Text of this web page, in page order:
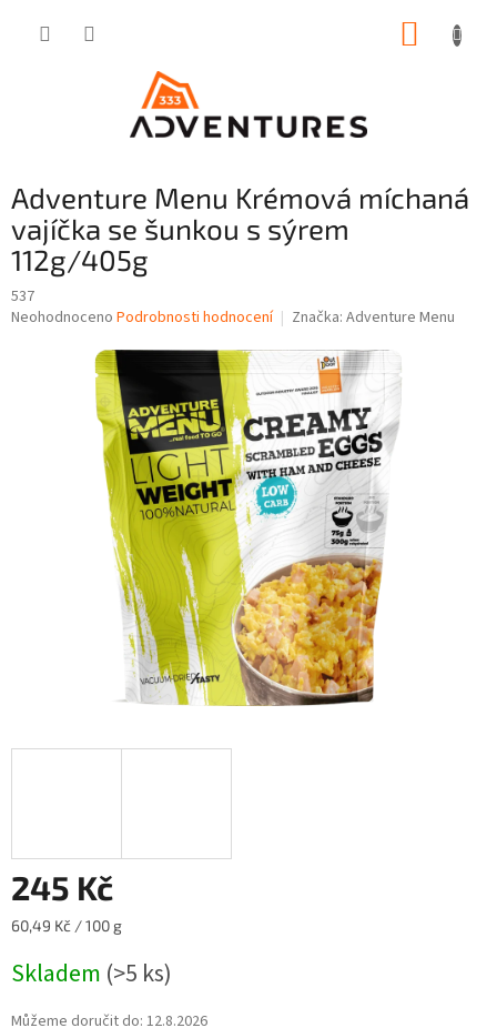
Adventure Menu Krémová míchaná
vajíčka se šunkou s sýrem
112g/405g
537
Průměrné
Neohodnoceno Podrobnosti hodnocení Značka: Adventure Menu
245 Kč
Měrná
60,49 Kč / 100 g
Skladem (>5 ks)
Můžeme doručit do: 12.8.2026